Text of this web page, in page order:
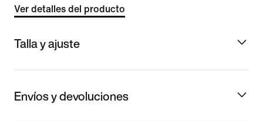
Ver detalles del producto
Talla y ajuste
Envíos y devoluciones